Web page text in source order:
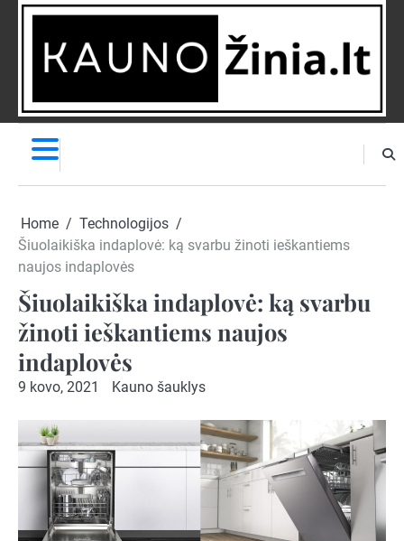
Skip
NAUJIENĄ
Home
Technologijos
Šiuolaikiška indaplovė: ką svarbu žinoti ieškantiems
naujos indaplovės
Šiuolaikiška indaplovė: ką svarbu
žinoti ieškantiems naujos
indaplovės
9 kovo, 2021 Kauno šauklys